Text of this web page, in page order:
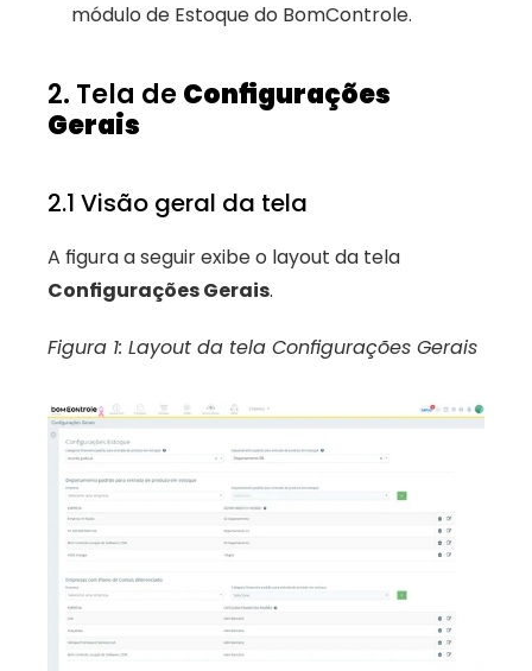
módulo de Estoque do BomControle.
2. Tela de Configurações
Gerais
2.1 Visão geral da tela
Configurações Gerais.
Figura 1: Layout da tela Configurações Gerais